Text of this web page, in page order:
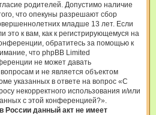
родителей. Допустимо наличие
что опекуны разрешают сбор
младше 13 лет. Если
это к вам, как к регистрирующемуся на
обратитесь за помощью к
что phpBB Limited
не может давать
и не является объектом
указанных в ответе на вопрос «С
некорректного использования и/или
с этой конференцией?».
России данный акт не имеет